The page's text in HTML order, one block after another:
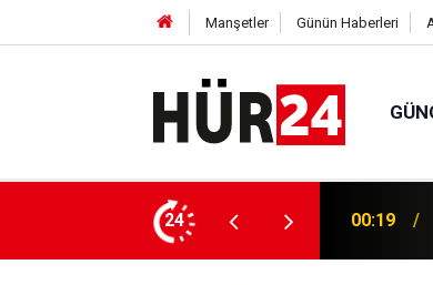
Manşetler Günün Haberleri
24
mitingle karşılandı 00:15